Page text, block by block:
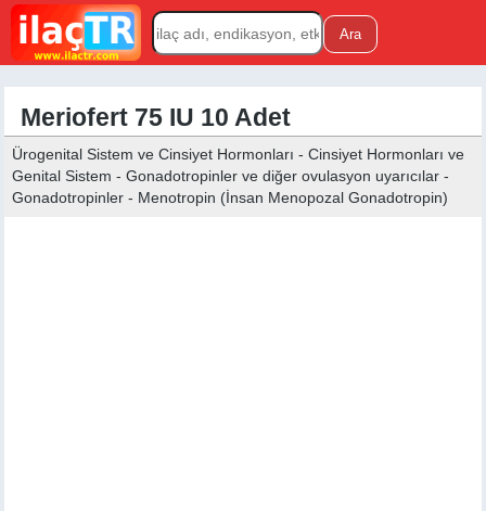
Meriofert 75 IU 10 Adet
Ürogenital Sistem ve Cinsiyet Hormonları - Cinsiyet Hormonları ve
Genital Sistem - Gonadotropinler ve diğer ovulasyon uyarıcılar -
Gonadotropinler - Menotropin (İnsan Menopozal Gonadotropin)